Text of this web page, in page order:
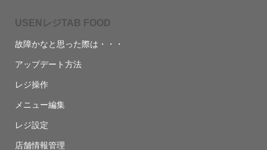
USENレジTAB FOOD
故障かなと思った際は・・・
アップデート方法
レジ操作
メニュー編集
レジ設定
店舗情報管理